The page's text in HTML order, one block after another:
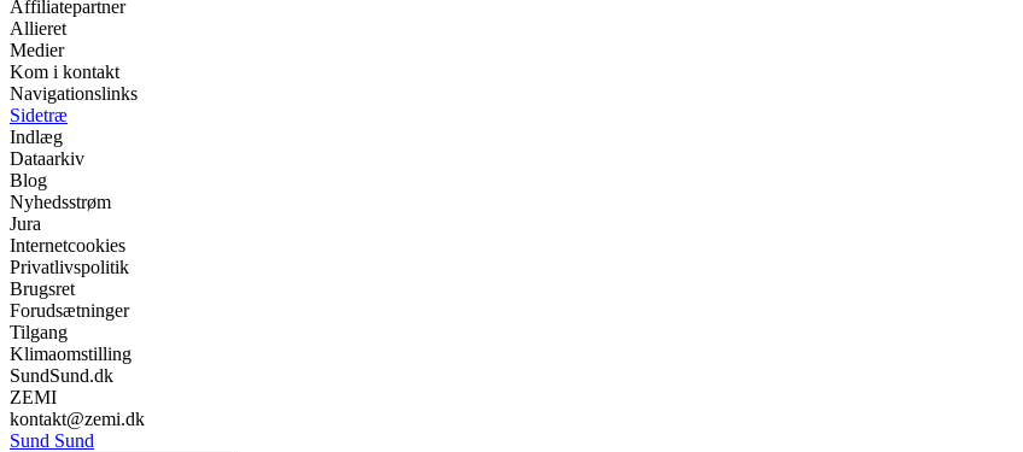
Affiliatepartner
Allieret
Medier
Kom i kontakt
Navigationslinks
Sidetræ
Indlæg
Dataarkiv
Blog
Nyhedsstrøm
Jura
Internetcookies
Privatlivspolitik
Brugsret
Forudsætninger
Tilgang
Klimaomstilling
SundSund.dk
ZEMI
kontakt@zemi.dk
Sund Sund